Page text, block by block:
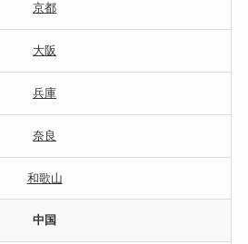
京都
大阪
兵庫
奈良
和歌山
中国